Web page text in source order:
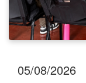
Santos
05/08/2026